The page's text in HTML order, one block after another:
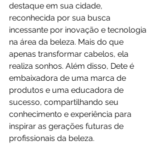
destaque em sua cidade,
reconhecida por sua busca
incessante por inovação e tecnologia
na área da beleza. Mais do que
apenas transformar cabelos, ela
realiza sonhos. Além disso, Dete é
embaixadora de uma marca de
produtos e uma educadora de
sucesso, compartilhando seu
conhecimento e experiência para
inspirar as gerações futuras de
profissionais da beleza.